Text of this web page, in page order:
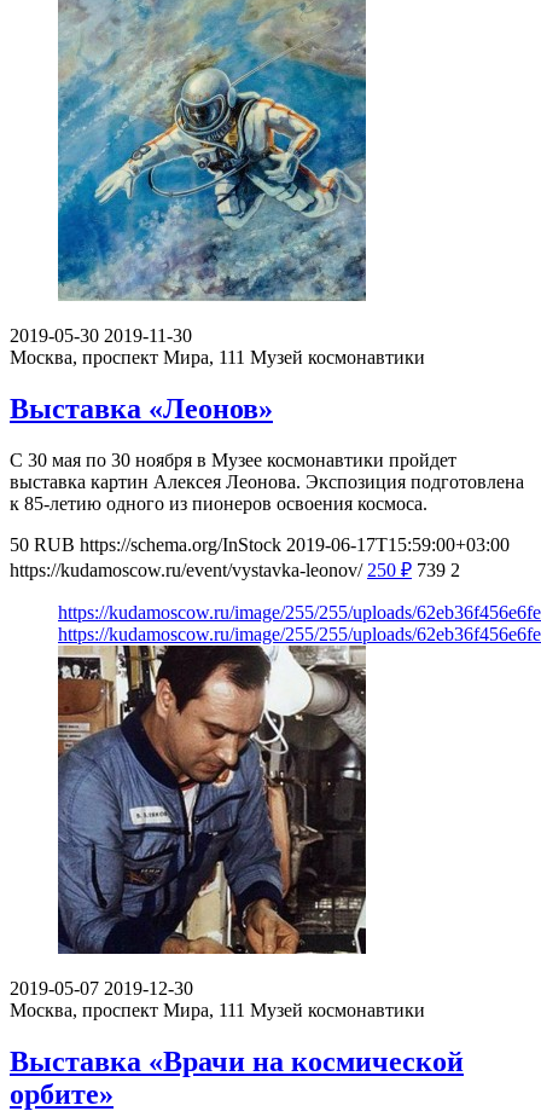
2019-05-30 2019-11-30
Москва, проспект Мира, 111 Музей космонавтики
Выставка «Леонов»
С 30 мая по 30 ноября в Музее космонавтики пройдет
выставка картин Алексея Леонова. Экспозиция подготовлена
к 85-летию одного из пионеров освоения космоса.
50 RUB https://schema.org/InStock 2019-06-17T15:59:00+03:00
https://kudamoscow.ru/event/vystavka-leonov/ 250 ₽ 739 2
https://kudamoscow.ru/image/255/255/uploads/
https://kudamoscow.ru/image/255/255/uploads/
2019-05-07 2019-12-30
Москва, проспект Мира, 111 Музей космонавтики
Выставка «Врачи на космической
орбите»